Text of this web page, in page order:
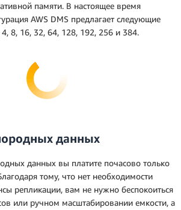
памяти. В настоящее время
AWS DMS предлагает следующие
8, 16, 32, 64, 128, 192, 256 и 384.
данных
данных вы платите почасово только
тому, что нет необходимости
репликации, вам не нужно беспокоиться
или ручном масштабировании емкости, а